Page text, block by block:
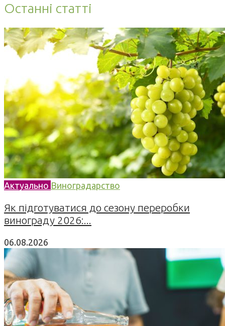
Останні статті
Актуально Виноградарство
Як підготуватися до сезону переробки
винограду 2026:...
06.08.2026